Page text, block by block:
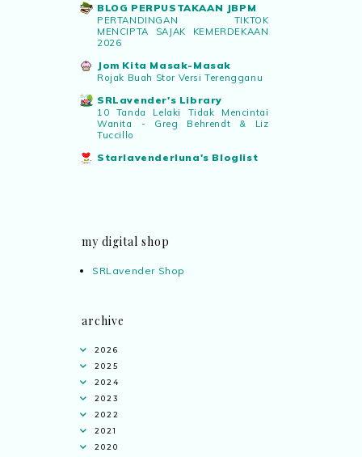
BLOG PERPUSTAKAAN JBPM
PERTANDINGAN TIKTOK
MENCIPTA SAJAK KEMERDEKAAN
2026
Jom Kita Masak-Masak
Rojak Buah Stor Versi Terengganu
SRLavender's Library
10 Tanda Lelaki Tidak Mencintai
Wanita - Greg Behrendt & Liz
Tuccillo
Starlavenderluna's Bloglist
my digital shop
SRLavender Shop
archive
2026
2025
2024
2023
2022
2021
2020